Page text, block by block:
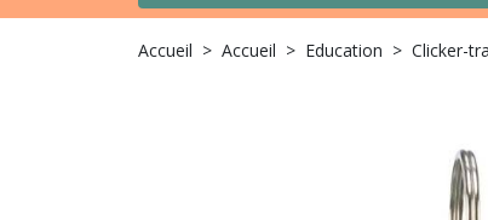
Accueil Accueil Education Clicker-